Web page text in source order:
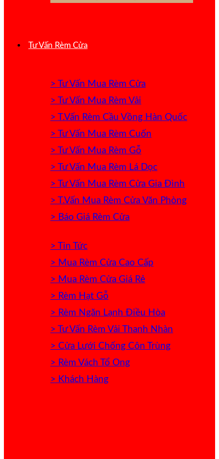
Tư Vấn Rèm Cửa
> Tư Vấn Mua Rèm Cửa
> Tư Vấn Mua Rèm Vải
> T.Vấn Rèm Cầu Vồng Hàn Quốc
> Tư Vấn Mua Rèm Cuốn
> Tư Vấn Mua Rèm Gỗ
> Tư Vấn Mua Rèm Lá Dọc
> Tư Vấn Mua Rèm Cửa Gia Đình
> T.Vấn Mua Rèm Cửa Văn Phòng
> Báo Giá Rèm Cửa
> Tin Tức
> Mua Rèm Cửa Cao Cấp
> Mua Rèm Cửa Giá Rẻ
> Rèm Hạt Gỗ
> Rèm Ngăn Lạnh Điều Hòa
> Tư Vấn Rèm Vải Thanh Nhàn
> Cửa Lưới Chống Côn Trùng
> Rèm Vách Tổ Ong
> Khách Hàng